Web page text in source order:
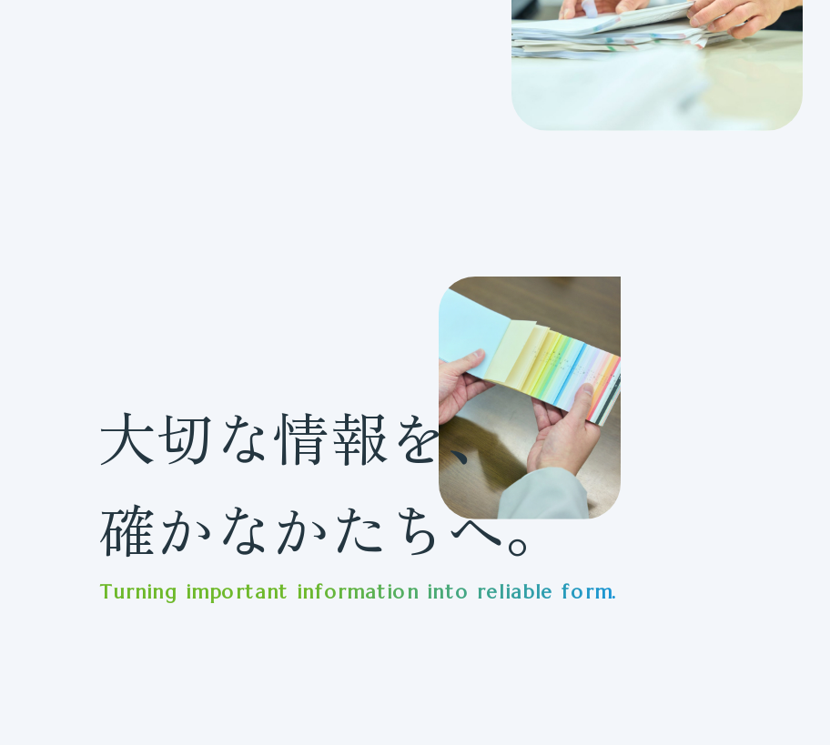
大切な情報を、
確かなかたちへ。
Turning important information into reliable form.